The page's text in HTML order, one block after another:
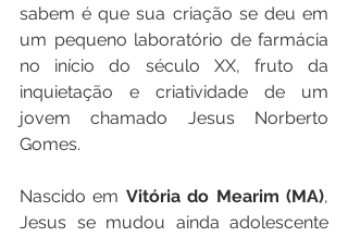
sabem é que sua criação se deu em
um pequeno laboratório de farmácia
no início do século XX, fruto da
inquietação e criatividade de um
jovem chamado Jesus Norberto
Gomes.
Nascido em Vitória do Mearim (MA),
Jesus se mudou ainda adolescente